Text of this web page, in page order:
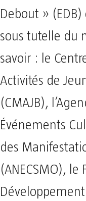
Debout »
sous tutelle du
savoir : le
Activités de
(CMAJB),
Événements
des
(ANECSMO),